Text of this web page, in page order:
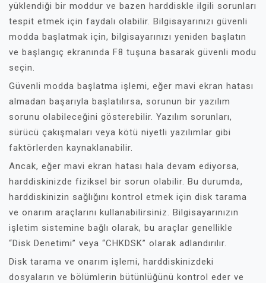
yüklendiği bir moddur ve bazen harddiskle ilgili sorunları
tespit etmek için faydalı olabilir. Bilgisayarınızı güvenli
modda başlatmak için, bilgisayarınızı yeniden başlatın
ve başlangıç ekranında F8 tuşuna basarak güvenli modu
seçin.
Güvenli modda başlatma işlemi, eğer mavi ekran hatası
almadan başarıyla başlatılırsa, sorunun bir yazılım
sorunu olabileceğini gösterebilir. Yazılım sorunları,
sürücü çakışmaları veya kötü niyetli yazılımlar gibi
faktörlerden kaynaklanabilir.
Ancak, eğer mavi ekran hatası hala devam ediyorsa,
harddiskinizde fiziksel bir sorun olabilir. Bu durumda,
harddiskinizin sağlığını kontrol etmek için disk tarama
ve onarım araçlarını kullanabilirsiniz. Bilgisayarınızın
işletim sistemine bağlı olarak, bu araçlar genellikle
“Disk Denetimi” veya “CHKDSK” olarak adlandırılır.
Disk tarama ve onarım işlemi, harddiskinizdeki
dosyaların ve bölümlerin bütünlüğünü kontrol eder ve